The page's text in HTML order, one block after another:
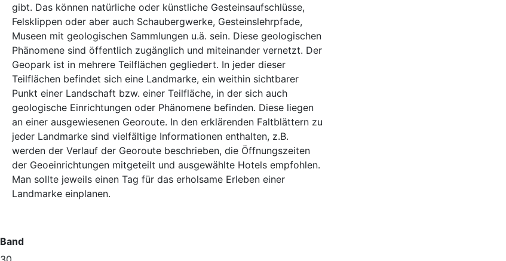
gibt. Das können natürliche oder künstliche Gesteinsaufschlüsse,
Felsklippen oder aber auch Schaubergwerke, Gesteinslehrpfade,
Museen mit geologischen Sammlungen u.ä. sein. Diese geologischen
Phänomene sind öffentlich zugänglich und miteinander vernetzt. Der
Geopark ist in mehrere Teilflächen gegliedert. In jeder dieser
Teilflächen befindet sich eine Landmarke, ein weithin sichtbarer
Punkt einer Landschaft bzw. einer Teilfläche, in der sich auch
geologische Einrichtungen oder Phänomene befinden. Diese liegen
an einer ausgewiesenen Georoute. In den erklärenden Faltblättern zu
jeder Landmarke sind vielfältige Informationen enthalten, z.B.
werden der Verlauf der Georoute beschrieben, die Öffnungszeiten
der Geoeinrichtungen mitgeteilt und ausgewählte Hotels empfohlen.
Man sollte jeweils einen Tag für das erholsame Erleben einer
Landmarke einplanen.
Band